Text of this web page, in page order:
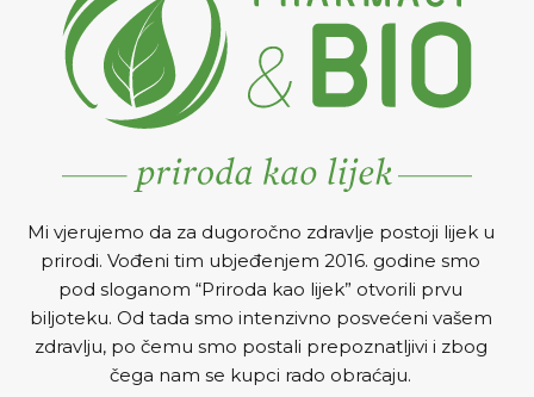
Mi vjerujemo da za dugoročno zdravlje postoji lijek u
prirodi. Vođeni tim ubjeđenjem 2016. godine smo
pod sloganom “Priroda kao lijek” otvorili prvu
biljoteku. Od tada smo intenzivno posvećeni vašem
zdravlju, po čemu smo postali prepoznatljivi i zbog
čega nam se kupci rado obraćaju.